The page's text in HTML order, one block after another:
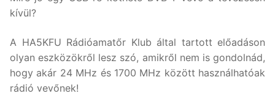
kívül?
A HA5KFU Rádióamatőr Klub által tartott előadáson
olyan eszközökről lesz szó, amikről nem is gondolnád,
hogy akár 24 MHz és 1700 MHz között használhatóak
rádió vevőnek!